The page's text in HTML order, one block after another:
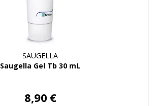
SAUGELLA
Saugella Gel Tb 30 mL
8,90 €